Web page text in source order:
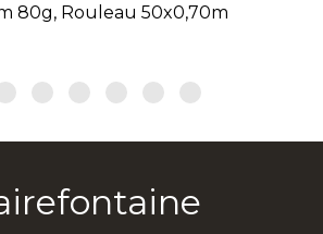
80g, Rouleau 50x0,70m